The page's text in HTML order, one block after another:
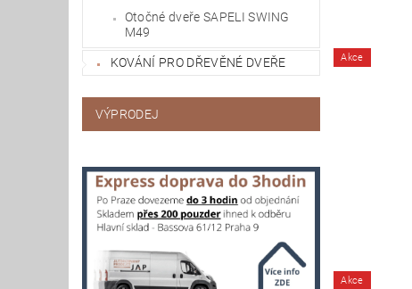
Otočné dveře SAPELI SWING
M49
KOVÁNÍ PRO DŘEVĚNÉ DVEŘE
VÝPRODEJ
Akce
Akce